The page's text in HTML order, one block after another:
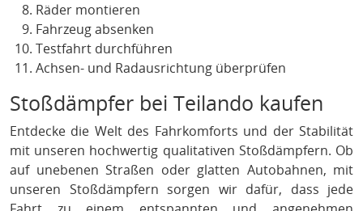
Räder montieren
Fahrzeug absenken
Testfahrt durchführen
Achsen- und Radausrichtung überprüfen
Stoßdämpfer bei Teilando kaufen
Entdecke die Welt des Fahrkomforts und der Stabilität
mit unseren hochwertig qualitativen Stoßdämpfern. Ob
auf unebenen Straßen oder glatten Autobahnen, mit
unseren Stoßdämpfern sorgen wir dafür, dass jede